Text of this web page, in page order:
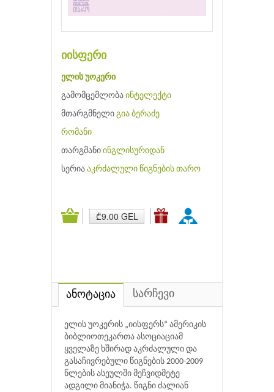
იისფერი
ელის უოკერი
გამომცემლობა ინტელექტი
მთარგმნელი გია ბერაძე
რომანი
თარგმანი ინგლისურიდან
სერია აკრძალული წიგნების თარო
₾9.00 GEL
ანოტაცია სარჩევი
ელის უოკერის „იისფერს“ ამერიკის
ბიბლიოთეკართა ასოციაციამ
ყველაზე ხშირად აკრძალული და
გასაჩივრებული წიგნების 2000-2009
წლების ასეულში მეჩვიდმეტე
ადგილი მიანიჭა. წიგნი ძალიან